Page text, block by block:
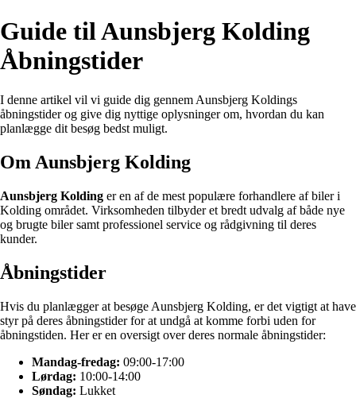
Guide til Aunsbjerg Kolding
Åbningstider
I denne artikel vil vi guide dig gennem Aunsbjerg Koldings
åbningstider og give dig nyttige oplysninger om, hvordan du kan
planlægge dit besøg bedst muligt.
Om Aunsbjerg Kolding
Aunsbjerg Kolding er en af de mest populære forhandlere af biler i
Kolding området. Virksomheden tilbyder et bredt udvalg af både nye
og brugte biler samt professionel service og rådgivning til deres
kunder.
Åbningstider
Hvis du planlægger at besøge Aunsbjerg Kolding, er det vigtigt at have
styr på deres åbningstider for at undgå at komme forbi uden for
åbningstiden. Her er en oversigt over deres normale åbningstider:
Mandag-fredag: 09:00-17:00
Lørdag: 10:00-14:00
Søndag: Lukket